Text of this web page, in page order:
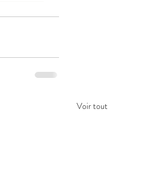
Voir tout